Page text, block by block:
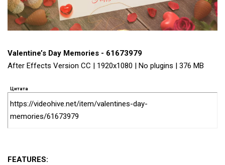
Valentine’s Day Memories - 61673979
After Effects Version CC | 1920x1080 | No plugins | 376 MB
Цитата
https://videohive.net/item/valentines-day-
memories/61673979
FEATURES: